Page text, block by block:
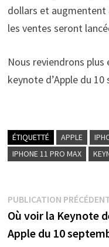
dollars et augmentent
les ventes seront
Nous reviendrons plus
keynote d’Apple du
ÉTIQUETTÉ APPLE
IPHONE 11 PRO MAX
Navigation
de
PUBLICATION
Où voir la Keynote
Apple du 10